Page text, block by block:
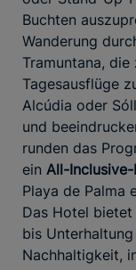
Buchten
Wanderung
Tramuntana,
Tagesausflüge
Alcúdia oder
und
runden das
ein All-
Playa de Palma
Das Hotel
bis
Nachhaltigkeit,